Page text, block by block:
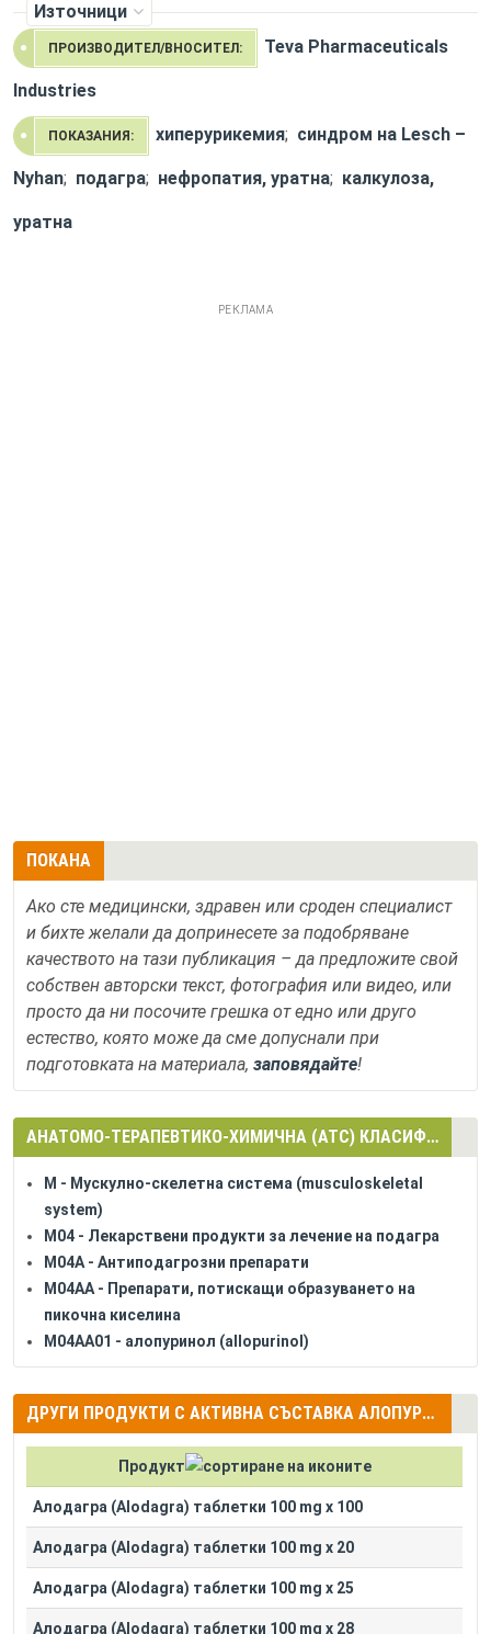
Източници
ПРОИЗВОДИТЕЛ/ВНОСИТЕЛ: Teva Pharmaceuticals
Industries
ПОКАЗАНИЯ: хиперурикемия; синдром на Lesch –
Nyhan; подагра; нефропатия, уратна; калкулоза,
уратна
РЕКЛАМА
ПОКАНА
Ако сте медицински, здравен или сроден специалист
и бихте желали да допринесете за подобряване
качеството на тази публикация – да предложите свой
собствен авторски текст, фотография или видео, или
просто да ни посочите грешка от едно или друго
естество, която може да сме допуснали при
подготовката на материала, заповядайте!
АНАТОМО-ТЕРАПЕВТИКО-ХИМИЧНА (АТС) КЛАСИФИКАЦИЯ
M - Мускулно-скелетна система (musculoskeletal
system)
M04 - Лекарствени продукти за лечение на подагра
M04A - Антиподагрозни препарати
M04AA - Препарати, потискащи образуването на
пикочна киселина
M04AA01 - алопуринол (allopurinol)
ДРУГИ ПРОДУКТИ С АКТИВНА СЪСТАВКА АЛОПУРИНОЛ (ALLOPURINOL)
Продукт
Алодагра (Alodagra) таблетки 100 mg x 100
Алодагра (Alodagra) таблетки 100 mg x 20
Алодагра (Alodagra) таблетки 100 mg x 25
Алодагра (Alodagra) таблетки 100 mg x 28